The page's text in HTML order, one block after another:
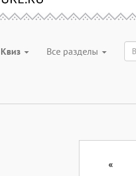
Квиз Все разделы
«